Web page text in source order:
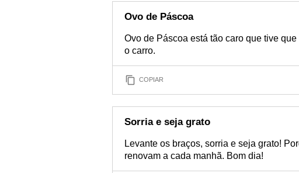
Ovo de Páscoa
Ovo de Páscoa está tão caro que tive
o carro.
COPIAR
Sorria e seja grato
Levante os braços, sorria e seja grato!
renovam a cada manhã. Bom dia!